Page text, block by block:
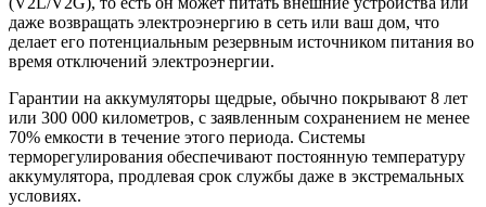
даже возвращать электроэнергию в сеть или ваш дом, что
делает его потенциальным резервным источником питания во
время отключений электроэнергии.
Гарантии на аккумуляторы щедрые, обычно покрывают 8 лет
или 300 000 километров, с заявленным сохранением не менее
70% емкости в течение этого периода. Системы
терморегулирования обеспечивают постоянную температуру
аккумулятора, продлевая срок службы даже в экстремальных
условиях.